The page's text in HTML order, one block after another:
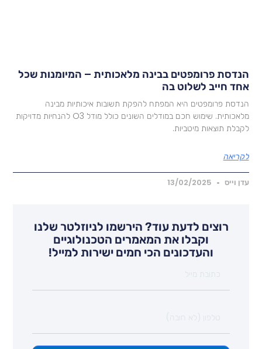
פרומפטים בבינה מלאכותית – המיומנות שכל
חייב לשלוט בה
פרומפטים היא המפתח להפקת תשובות איכותיות מבינה
מלאכותית. שימוש חכם במודלים השונים כולל מודל O3 להנחיות מדויקות
תוצאות מיטביות.
וייס 13/02/2025
רוצים לדעת עוד? הירשמו לניוזלטר שלנו
וקבלו את המאמרים הטכנולוגיים
והעדכונים הכי חמים ישירות למייל!